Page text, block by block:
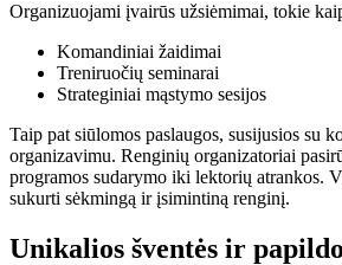
Organizuojami įvairūs užsiėmimai, tokie
Komandiniai žaidimai
Treniruočių seminarai
Strateginiai mąstymo sesijos
Taip pat siūlomos paslaugos, susijusios su
organizavimu. Renginių organizatoriai
programos sudarymo iki lektorių atrankos.
sukurti sėkmingą ir įsimintiną renginį.
Unikalios šventės ir